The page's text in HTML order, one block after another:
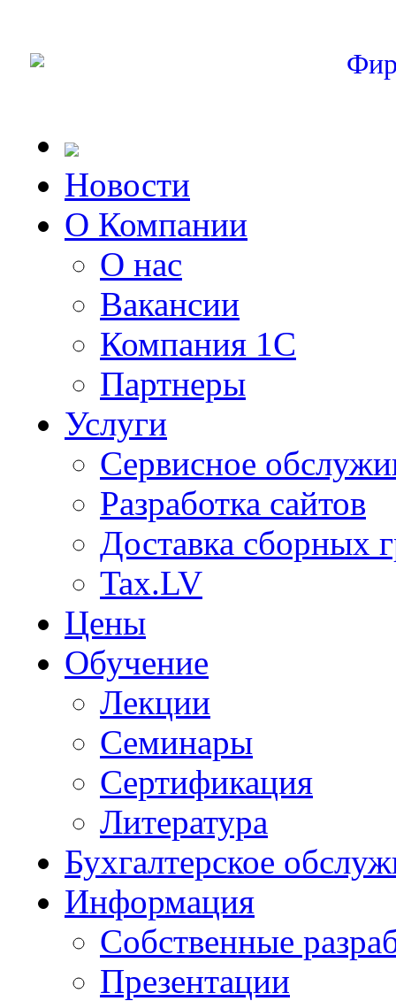
Новости
О Компании
О нас
Вакансии
Компания 1С
Партнеры
Услуги
Сервисное
Разработка сайтов
Доставка сборных
Tax.LV
Цены
Обучение
Лекции
Семинары
Сертификация
Литература
Бухгалтерское
Информация
Собственные
Презентации